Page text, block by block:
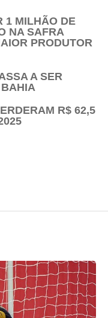
1 MILHÃO DE
NA SAFRA
PRODUTOR
A SER
BAHIA
R$ 62,5